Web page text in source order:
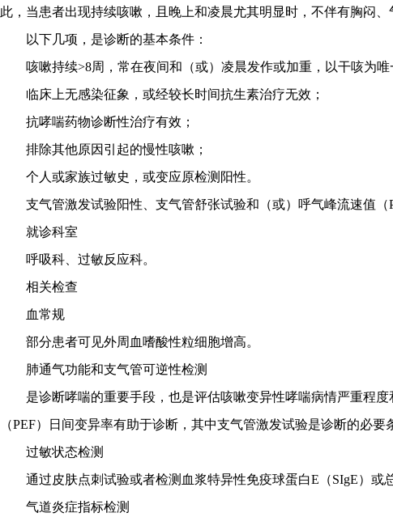
此，当患者出现持续咳嗽，且晚上和凌晨尤其明显时，不伴有胸闷
以下几项，是诊断的基本条件：
咳嗽持续>8周，常在夜间和（或）凌晨发作或加重，以干咳为
临床上无感染征象，或经较长时间抗生素治疗无效；
抗哮喘药物诊断性治疗有效；
排除其他原因引起的慢性咳嗽；
个人或家族过敏史，或变应原检测阳性。
支气管激发试验阳性、支气管舒张试验和（或）呼气峰流速值
就诊科室
呼吸科、过敏反应科。
相关检查
血常规
部分患者可见外周血嗜酸性粒细胞增高。
肺通气功能和支气管可逆性检测
是诊断哮喘的重要手段，也是评估咳嗽变异性哮喘病情严重程
（PEF）日间变异率有助于诊断，其中支气管激发试验是诊断的必要
过敏状态检测
通过皮肤点刺试验或者检测血浆特异性免疫球蛋白E（SIgE）或
气道炎症指标检测